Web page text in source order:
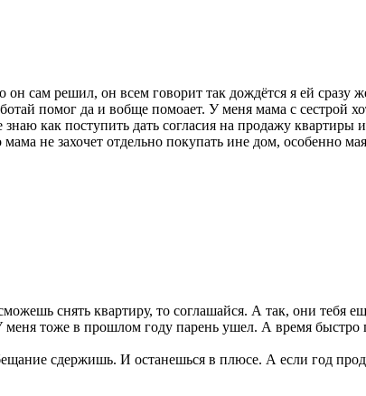
сам решил, он всем говорит так дождётся я ей сразу
помог да и вобще помоает. У меня мама с сестрой
как поступить дать согласия на продажу квартиры
не захочет отдельно покупать ине дом, особенно
снять квартиру, то соглашайся. А так, они тебя
тоже в прошлом году парень ушел. А время быстро
сдержишь. И останешься в плюсе. А если год